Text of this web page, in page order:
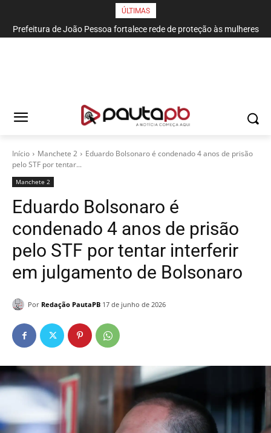
ÚLTIMAS
Prefeitura de João Pessoa fortalece rede de proteção às mulheres
e entende que acolher é salvar vidas
Início Manchete 2
Eduardo Bolsonaro é condenado 4 anos de prisão
pelo STF por tentar...
Manchete 2
Eduardo Bolsonaro é
condenado 4 anos de prisão
pelo STF por tentar interferir
em julgamento de Bolsonaro
Por Redação PautaPB 17 de junho de 2026